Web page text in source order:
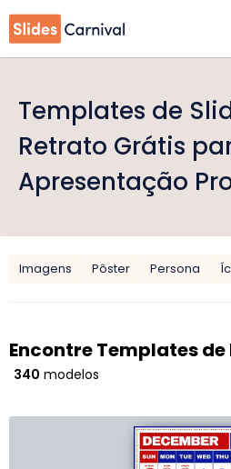
Templates de
Retrato Grátis
Apresentação
Imagens Pôster Persona
Encontre Templates
340 modelos